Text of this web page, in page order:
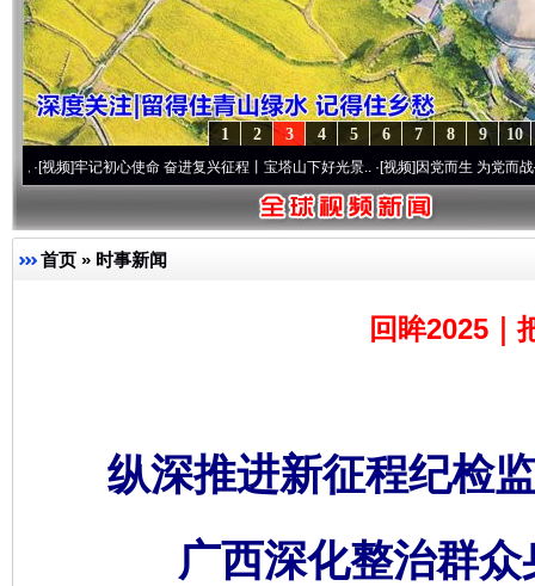
10
9
8
7
6
5
4
3
2
1
记初心使命 奋进复兴征程丨宝塔山下好光景..·[视频]因党而生 为党而战——百年“纪
首页 » 时事新闻
回眸2025｜
纵深推进新征程纪检
广西深化整治群